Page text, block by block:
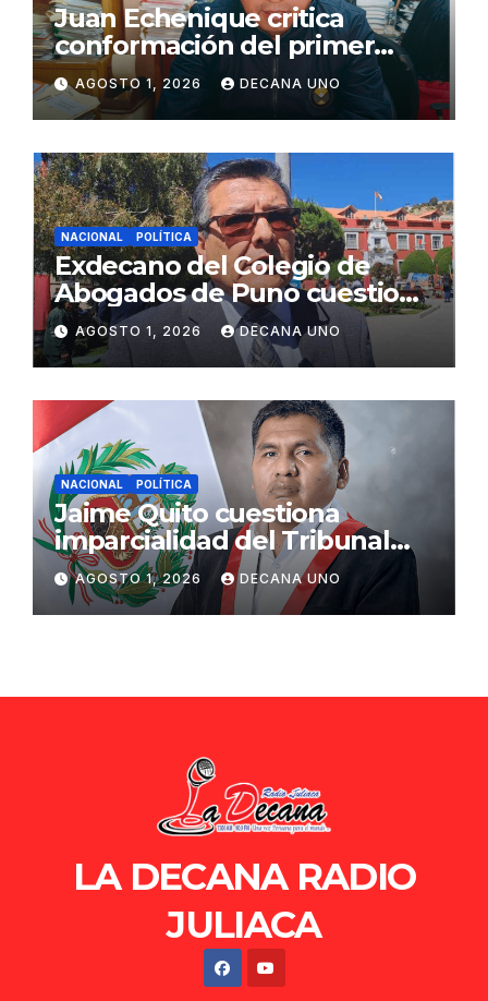
Juan Echenique critica
conformación del primer
gabinete ministerial de Keiko
Fujimori
AGOSTO 1, 2026 DECANA UNO
NACIONAL POLÍTICA
Exdecano del Colegio de
Abogados de Puno cuestiona
propuestas sobre seguridad
ciudadana
AGOSTO 1, 2026 DECANA UNO
NACIONAL POLÍTICA
Jaime Quito cuestiona
imparcialidad del Tribunal
Constitucional tras liberación
de Ollanta Humala
AGOSTO 1, 2026 DECANA UNO
LA DECANA RADIO
JULIACA